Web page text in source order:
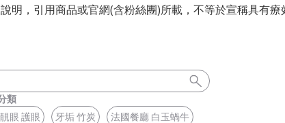
明，引用商品或官網(含粉絲團)所載，不等於宣稱具有療
類
眼 護眼 牙垢 竹炭 法國餐廳 白玉蝸牛